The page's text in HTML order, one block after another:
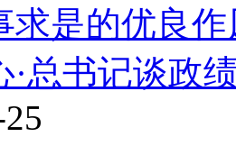
求是的优良作
·总书记谈政